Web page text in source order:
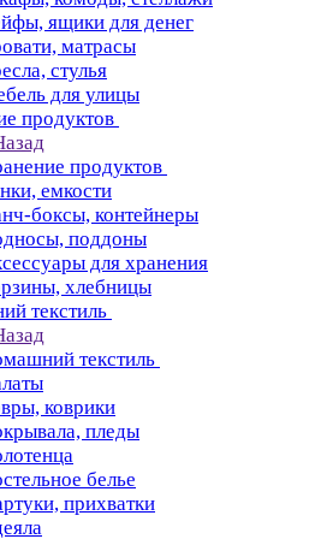
ящики для денег
матрасы
стулья
для улицы
продуктов
продуктов
емкости
боксы, контейнеры
поддоны
для хранения
хлебницы
текстиль
текстиль
коврики
пледы
белье
прихватки